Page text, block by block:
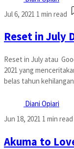
Jul 6, 2021 1 min read
Reset in July
Reset in July atau
2021 yang
belas tahun
Diani Opiari
Jun 18, 2021 1 min read
Akuma to